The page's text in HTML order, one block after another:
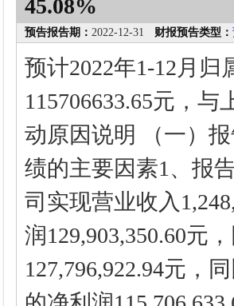
45.08%
预告报告期： 2022-12-31 财报预告类型：
预计2022年1-12月
115706633.65元，
动原因说明 （一）
绩的主要因素1、报
司实现营业收入
润129,903,350.60元
127,796,922.94元，